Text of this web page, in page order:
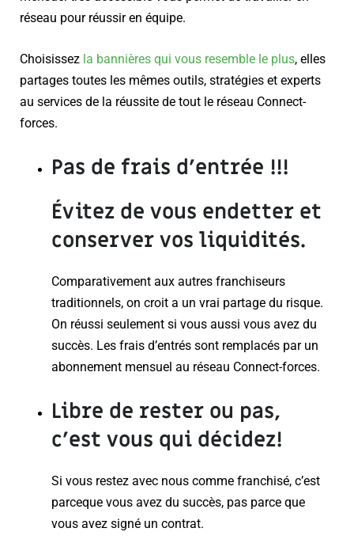
réseau pour réussir en équipe.
Choisissez la bannières qui vous resemble le plus, elles
partages toutes les mêmes outils, stratégies et experts
au services de la réussite de tout le réseau Connect-
forces.
Pas de frais d’entrée !!!
Évitez de vous endetter et
conserver vos liquidités.
Comparativement aux autres franchiseurs
traditionnels, on croit a un vrai partage du risque.
On réussi seulement si vous aussi vous avez du
succès. Les frais d’entrés sont remplacés par un
abonnement mensuel au réseau Connect-forces.
Libre de rester ou pas,
c’est vous qui décidez!
Si vous restez avec nous comme franchisé, c’est
parceque vous avez du succès, pas parce que
vous avez signé un contrat.